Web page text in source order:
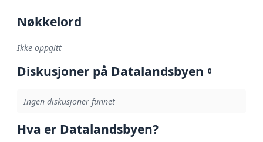
Nøkkelord
Ikke oppgitt
Diskusjoner på Datalandsbyen 0
Ingen diskusjoner funnet
Hva er Datalandsbyen?